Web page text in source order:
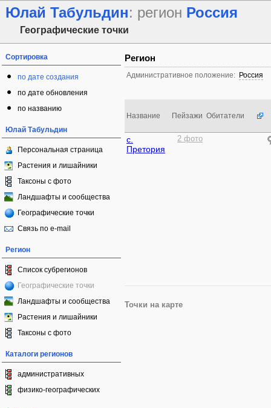
Юлай Табульдин: регион Россия
Географические точки
Сортировка
по дате создания
по дате обновления
по названию
Юлай Табульдин
Персональная страница
Растения и лишайники
Таксоны с фото
Ландшафты и сообщества
Географические точки
Связь по e-mail
Регион
Список субрегионов
Географические точки
Ландшафты и сообщества
Растения и лишайники
Таксоны с фото
Каталоги регионов
административных
физико-географических
Регион
Административное положение: Россия
Название Пейзажи Обитатели
с.
Претория
2 фото
Точки на карте